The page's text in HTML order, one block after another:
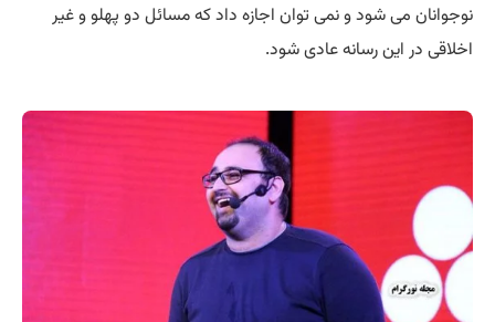
نوجوانان می شود و نمی توان اجازه داد که مسائل دو پهلو و غیر
اخلاقی در این رسانه عادی شود.